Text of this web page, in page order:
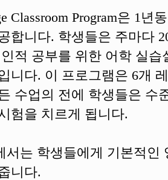
Classroom Program은 1
합니다. 학생들은 주마다
적 공부를 위한 어학 실습
니다. 이 프로그램은 6개
수업의 전에 학생들은 수
험을 치르게 됩니다.
서는 학생들에게 기본적인
니다.